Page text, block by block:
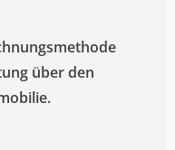
über den